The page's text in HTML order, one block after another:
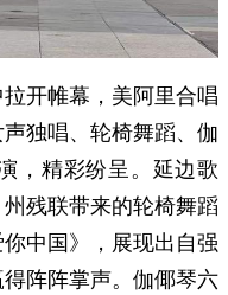
开帷幕，美阿里合唱
独唱、轮椅舞蹈、伽
，精彩纷呈。延边歌
残联带来的轮椅舞蹈
中国》，展现出自强
阵阵掌声。伽倻琴六